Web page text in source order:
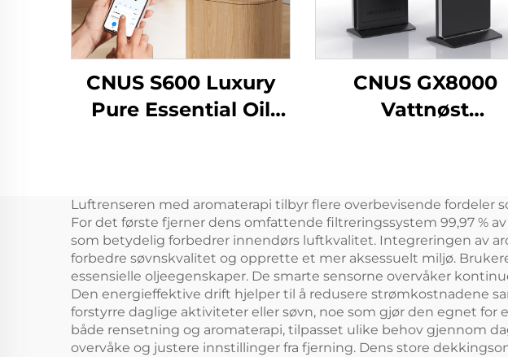
CNUS S600 Luxury
Pure Essential Oil
Electric Air Freshener
Machine
CNUS GX8000
Vattnøst
aroma diffuser
luktesystem
Kiosk
Luftrenseren med aromaterapi tilbyr flere overbevisende
For det første fjerner dens omfattende filtreringssystem 99,97 %
som betydelig forbedrer innendørs luftkvalitet. Integreringen av
forbedre søvnskvalitet og opprette et mer aksessuelt miljø.
essensielle oljeegenskaper. De smarte sensorne overvåker
Den energieffektive drift hjelper til å redusere strømkostnadene
forstyrre daglige aktiviteter eller søvn, noe som gjør den egnet
både rensetning og aromaterapi, tilpasset ulike behov gjennom
overvåke og justere innstillinger fra fjerning. Dens store